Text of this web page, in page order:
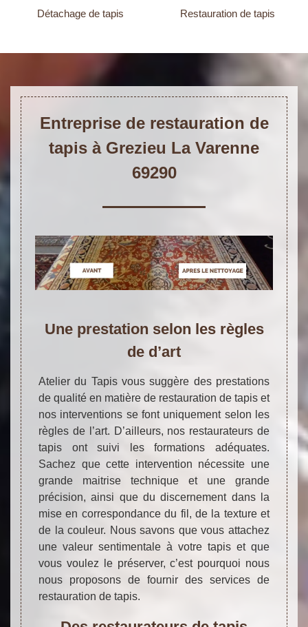
Détachage de tapis Restauration de tapis
Entreprise de restauration de
tapis à Grezieu La Varenne
69290
Une prestation selon les règles
de d’art
Atelier du Tapis vous suggère des prestations
de qualité en matière de restauration de tapis et
nos interventions se font uniquement selon les
règles de l’art. D’ailleurs, nos restaurateurs de
tapis ont suivi les formations adéquates.
Sachez que cette intervention nécessite une
grande maitrise technique et une grande
précision, ainsi que du discernement dans la
mise en correspondance du fil, de la texture et
de la couleur. Nous savons que vous attachez
une valeur sentimentale à votre tapis et que
vous voulez le préserver, c’est pourquoi nous
nous proposons de fournir des services de
restauration de tapis.